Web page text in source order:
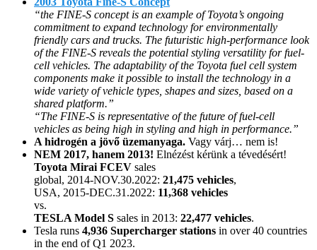
“the FINE-S concept is an example of Toyota’s ongoing
commitment to expand technology for environmentally
friendly cars and trucks. The futuristic high-performance look
of the FINE-S reveals the potential styling versatility for fuel-
cell vehicles. The adaptability of the Toyota fuel cell system
components make it possible to install the technology in a
wide variety of vehicle types, shapes and sizes, based on a
shared platform.”
“The FINE-S is representative of the future of fuel-cell
vehicles as being high in styling and high in performance.”
A hidrogén a jövő üzemanyaga. Vagy várj… nem is!
NEM 2017, hanem 2013! Elnézést kérünk a tévedésért!
Toyota Mirai FCEV sales
global, 2014-NOV.30.2022: 21,475 vehicles,
USA, 2015-DEC.31.2022: 11,368 vehicles
vs.
TESLA Model S sales in 2013: 22,477 vehicles.
Tesla runs 4,936 Supercharger stations in over 40 countries
in the end of Q1 2023.